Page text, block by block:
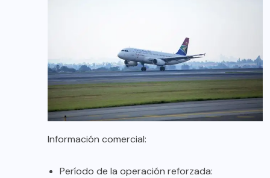
Información comercial:
Período de la operación reforzada: